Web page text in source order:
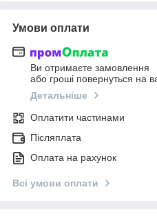
Умови оплати
Ви отримаєте замовлення
або гроші повернуться на
Детальніше
Оплатити частинами
Післяплата
Оплата на рахунок
Всі умови оплати